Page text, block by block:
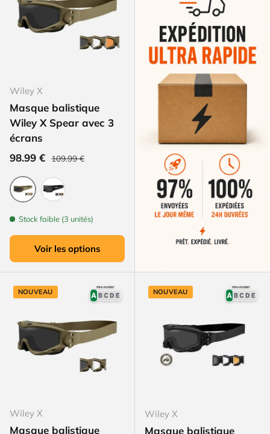
Wiley X
Masque balistique
Wiley X Spear avec 3
écrans
Prix soldé
98.99 € Prix habituel
109.99 €
Coyote
Stock faible (3 unités)
Voir les options
NOUVEAU
Wiley X
Masque balistique
NOUVEAU
Wiley X
Masque balistique